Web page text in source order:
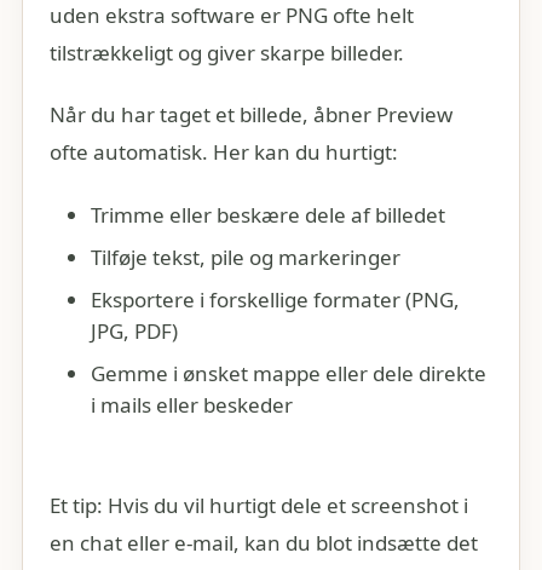
uden ekstra software er PNG ofte helt
tilstrækkeligt og giver skarpe billeder.
Når du har taget et billede, åbner Preview
ofte automatisk. Her kan du hurtigt:
Trimme eller beskære dele af billedet
Tilføje tekst, pile og markeringer
Eksportere i forskellige formater (PNG,
JPG, PDF)
Gemme i ønsket mappe eller dele direkte
i mails eller beskeder
Et tip: Hvis du vil hurtigt dele et screenshot i
en chat eller e-mail, kan du blot indsætte det